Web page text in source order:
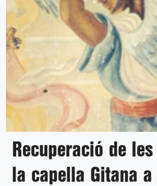
Recuperació de
la capella Gitana